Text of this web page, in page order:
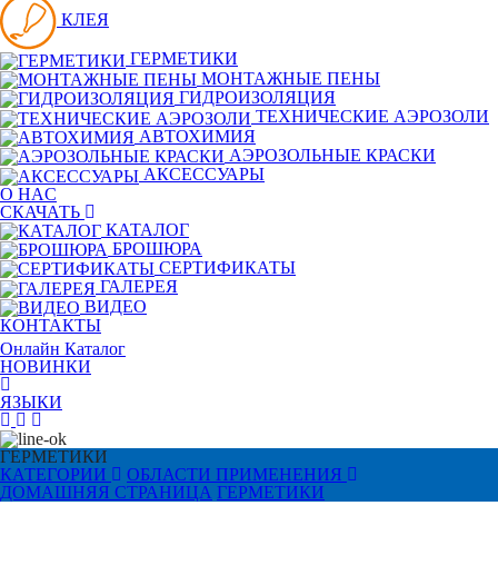
КЛЕЯ
ГЕРМЕТИКИ
МОНТАЖНЫЕ ПЕНЫ
ГИДРОИЗОЛЯЦИЯ
TЕХНИЧЕСКИЕ АЭРОЗОЛИ
АВТОХИМИЯ
АЭРОЗОЛЬНЫЕ КРАСКИ
АКСЕССУАРЫ
O HAC
СКАЧАТЬ
КАТАЛОГ
БРОШЮРА
СЕРТИФИКАТЫ
ГАЛЕРЕЯ
ВИДЕО
КОНТАКТЫ
Онлайн Каталог
НОВИНКИ
ЯЗЫКИ
ГЕРМЕТИКИ
КАТЕГОРИИ
ОБЛАСТИ ПРИМЕНЕНИЯ
ДОМАШНЯЯ СТРАНИЦА ГЕРМЕТИКИ